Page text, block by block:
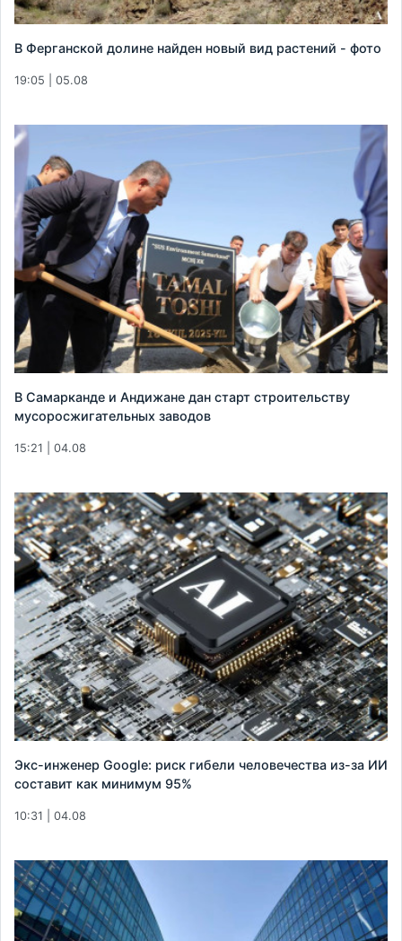
В Ферганской долине найден новый вид растений - фото
19:05 | 05.08
В Самарканде и Андижане дан старт строительству
мусоросжигательных заводов
15:21 | 04.08
Экс-инженер Google: риск гибели человечества из-за ИИ
составит как минимум 95%
10:31 | 04.08